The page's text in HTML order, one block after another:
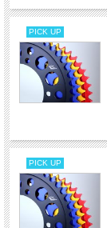
PICK UP
PICK UP